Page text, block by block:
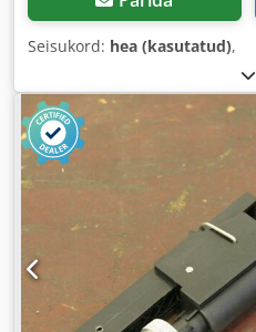
Seisukord: hea (kasutatud),